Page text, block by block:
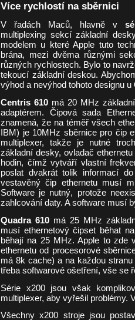
Více rychlostí na sběrnici
V řadách Maců, hlavně v
multiplexing sekcí základní
modelem u které Apple tuto
brána, mezi dvěma různými
různých rychlostech. Bylo to
tekoucí základní deskou.
výhod a nevýhod tohoto designu u
Centris 610 má 20 MHz
adaptérem. Čipová sada
znamená, že na téměř všech
IBM) je 10MHz sběrnice pro čip
multiplexer, takže je nutné
základní desky, ovladač
hodin, čímž vytváří vlastní
poslat dvakrát tolik informací
vestavěný čip ethernetu musí
Software je nutný, protože
zahlcování daty. A software musí
Quadra 610má 25 MHz
musí ethernetový čipset běhat
běhají na 25 MHz. Apple to zde
ethernetu od procesorové
má 8k cache) a na každou
třeba softwarové ošetření, vše se
Série x200 jsou však
multiplexer, aby vyřešil problémy.
Všechny x200 stroje jsou